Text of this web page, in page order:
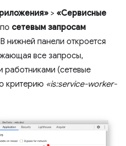
> «Сервисные
сетевым запросам
нижней панели откроется
все запросы,
работниками (сетевые
критерию «is:service-worker-